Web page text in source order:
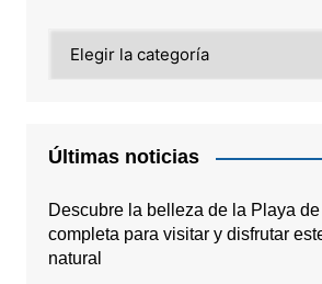
Últimas noticias
Descubre la belleza de la Playa
completa para visitar y disfrutar
natural